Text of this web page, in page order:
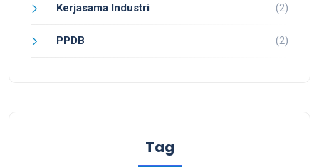
Kerjasama Industri (2)
PPDB (2)
Tag